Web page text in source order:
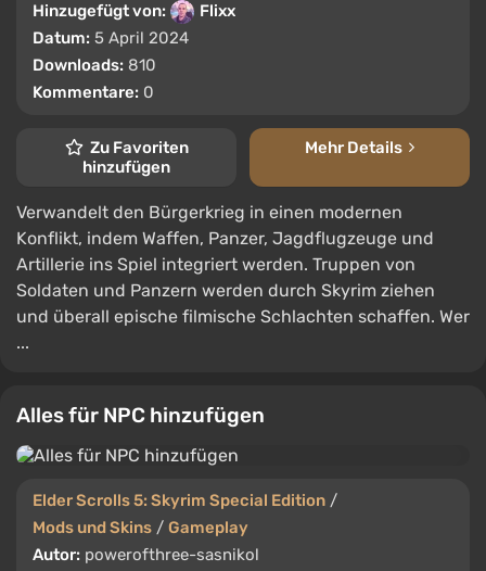
Hinzugefügt von:
Flixx
Datum: 5 April 2024
Downloads: 810
Kommentare: 0
Zu Favoriten
hinzufügen
Mehr Details
Verwandelt den Bürgerkrieg in einen modernen
Konflikt, indem Waffen, Panzer, Jagdflugzeuge und
Artillerie ins Spiel integriert werden. Truppen von
Soldaten und Panzern werden durch Skyrim ziehen
und überall epische filmische Schlachten schaffen. Wer
...
Alles für NPC hinzufügen
Elder Scrolls 5: Skyrim Special Edition /
Mods und Skins / Gameplay
Autor: powerofthree-sasnikol